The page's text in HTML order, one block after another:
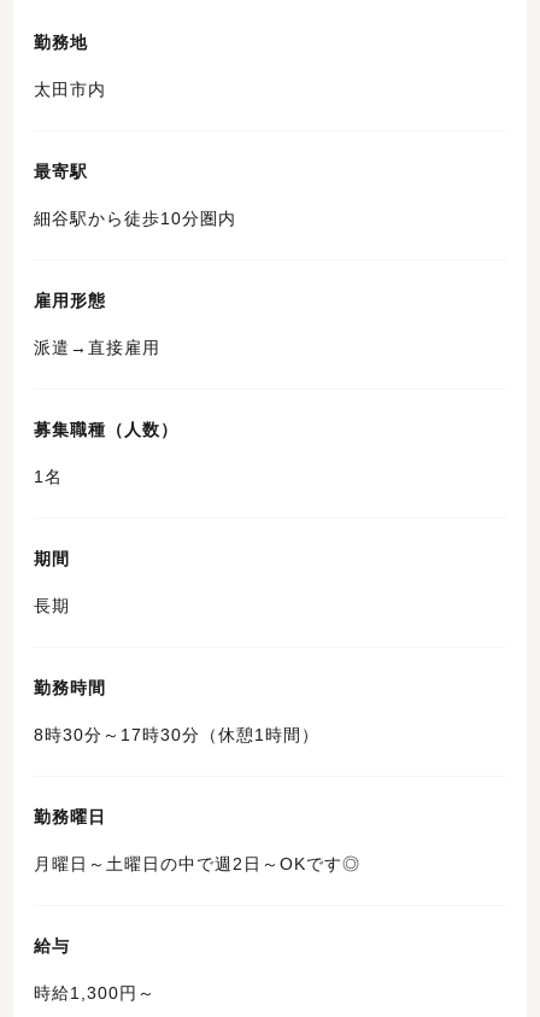
勤務地
太田市内
最寄駅
細谷駅から徒歩10分圏内
雇用形態
派遣→直接雇用
募集職種（人数）
1名
期間
長期
勤務時間
8時30分～17時30分（休憩1時間）
勤務曜日
月曜日～土曜日の中で週2日～OKです◎
給与
時給1,300円～